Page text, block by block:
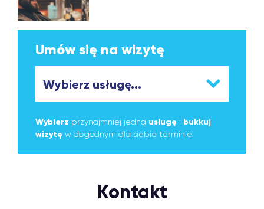
Umów się na wizytę
Wybierz przynajmniej jedną usługę i bukkuj
wizytę w dogodnym dla siebie terminie!
Kontakt